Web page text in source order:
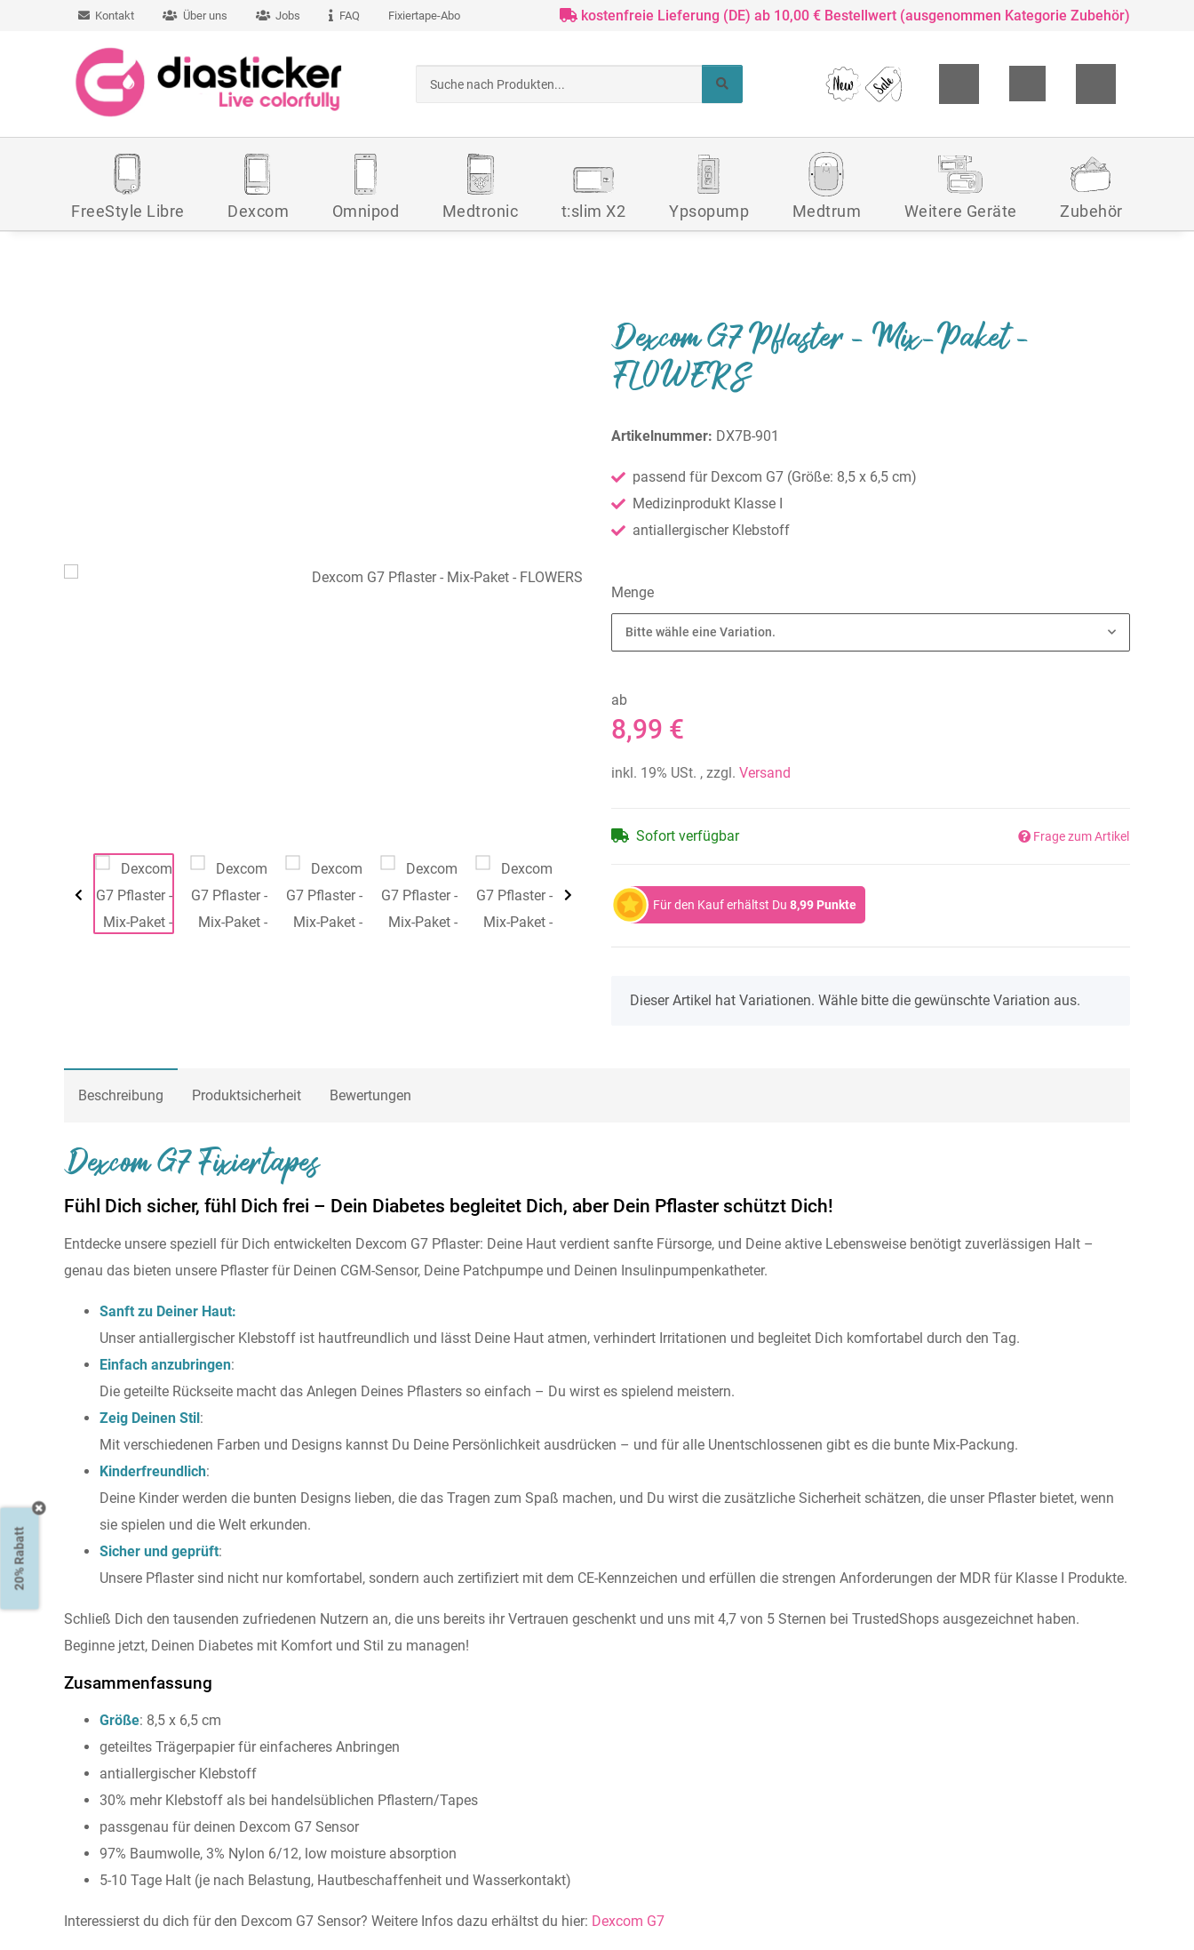
Kontakt Über uns Jobs FAQ Fixiertape-Abo kostenfreie Lieferung (DE) ab 10,00 € Bestellwert (ausgenommen Kategorie Zubehör)
FreeStyle Libre Dexcom Omnipod Medtronic t:slim X2 Ypsopump Medtrum Weitere Geräte Zubehör
Dexcom G7 Pflaster - Mix-Paket -
FLOWERS
Artikelnummer: DX7B-901
passend für Dexcom G7 (Größe: 8,5 x 6,5 cm)
Medizinprodukt Klasse I
antiallergischer Klebstoff
Menge
Bitte wähle eine Variation.
ab
8,99 €
inkl. 19% USt. , zzgl. Versand
Sofort verfügbar Frage zum Artikel
Für den Kauf erhältst Du 8,99 Punkte
x
Dieser Artikel hat Variationen. Wähle bitte die gewünschte Variation aus.
Beschreibung Produktsicherheit Bewertungen
Dexcom G7 Fixiertapes
Fühl Dich sicher, fühl Dich frei – Dein Diabetes begleitet Dich, aber Dein Pflaster schützt Dich!
Entdecke unsere speziell für Dich entwickelten Dexcom G7 Pflaster: Deine Haut verdient sanfte Fürsorge, und Deine aktive Lebensweise benötigt zuverlässigen Halt –
genau das bieten unsere Pflaster für Deinen CGM-Sensor, Deine Patchpumpe und Deinen Insulinpumpenkatheter.
Sanft zu Deiner Haut:
Unser antiallergischer Klebstoff ist hautfreundlich und lässt Deine Haut atmen, verhindert Irritationen und begleitet Dich komfortabel durch den Tag.
Einfach anzubringen:
Die geteilte Rückseite macht das Anlegen Deines Pflasters so einfach – Du wirst es spielend meistern.
Zeig Deinen Stil:
Mit verschiedenen Farben und Designs kannst Du Deine Persönlichkeit ausdrücken – und für alle Unentschlossenen gibt es die bunte Mix-Packung.
Kinderfreundlich:
Deine Kinder werden die bunten Designs lieben, die das Tragen zum Spaß machen, und Du wirst die zusätzliche Sicherheit schätzen, die unser Pflaster bietet, wenn
sie spielen und die Welt erkunden.
Sicher und geprüft:
Unsere Pflaster sind nicht nur komfortabel, sondern auch zertifiziert mit dem CE-Kennzeichen und erfüllen die strengen Anforderungen der MDR für Klasse I Produkte.
Schließ Dich den tausenden zufriedenen Nutzern an, die uns bereits ihr Vertrauen geschenkt und uns mit 4,7 von 5 Sternen bei TrustedShops ausgezeichnet haben.
Beginne jetzt, Deinen Diabetes mit Komfort und Stil zu managen!
Zusammenfassung
Größe: 8,5 x 6,5 cm
geteiltes Trägerpapier für einfacheres Anbringen
antiallergischer Klebstoff
30% mehr Klebstoff als bei handelsüblichen Pflastern/Tapes
passgenau für deinen Dexcom G7 Sensor
97% Baumwolle, 3% Nylon 6/12, low moisture absorption
5-10 Tage Halt (je nach Belastung, Hautbeschaffenheit und Wasserkontakt)
Interessierst du dich für den Dexcom G7 Sensor? Weitere Infos dazu erhältst du hier: Dexcom G7
20% Rabatt